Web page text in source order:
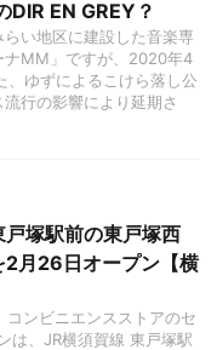
EN GREY？
い地区に建設した音楽専
ナMM」ですが、2020年4
、ゆずによるこけら落し公
行の影響により延期さ
塚駅前の東戸塚西
月26日オープン【横
ンビニエンスストアのセ
は、JR横須賀線 東戸塚駅